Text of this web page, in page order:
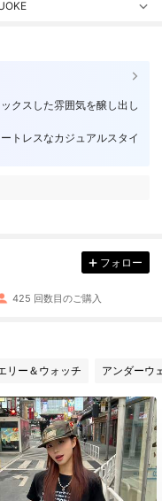
クスした雰囲気を醸し出し
トレスなカジュアルスタイ
フォロー
425 回数目のご購入
リー＆ウォッチ アンダーウ